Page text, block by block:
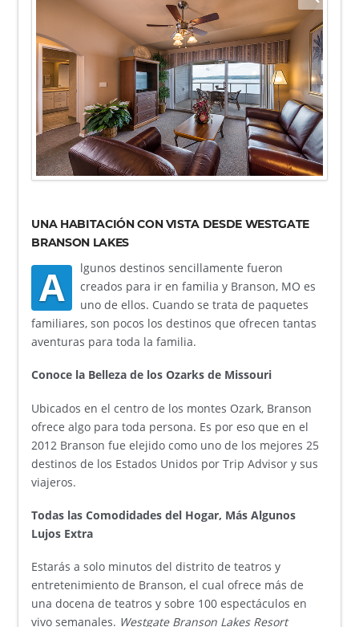
UNA HABITACIÓN CON VISTA DESDE WESTGATE
BRANSON LAKES
A
lgunos destinos sencillamente fueron
creados para ir en familia y Branson, MO es
uno de ellos. Cuando se trata de paquetes
familiares, son pocos los destinos que ofrecen tantas
aventuras para toda la familia.
Conoce la Belleza de los Ozarks de Missouri
Ubicados en el centro de los montes Ozark, Branson
ofrece algo para toda persona. Es por eso que en el
2012 Branson fue elejido como uno de los mejores 25
destinos de los Estados Unidos por Trip Advisor y sus
viajeros.
Todas las Comodidades del Hogar, Más Algunos
Lujos Extra
Estarás a solo minutos del distrito de teatros y
entretenimiento de Branson, el cual ofrece más de
una docena de teatros y sobre 100 espectáculos en
vivo semanales. Westgate Branson Lakes Resort